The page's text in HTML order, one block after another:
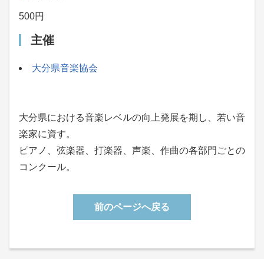
500円
主催
大分県音楽協会
大分県における音楽レベルの向上発展を期し、若い音
楽家に資す。
ピアノ、弦楽器、打楽器、声楽、作曲の各部門ごとの
コンクール。
前のページへ戻る